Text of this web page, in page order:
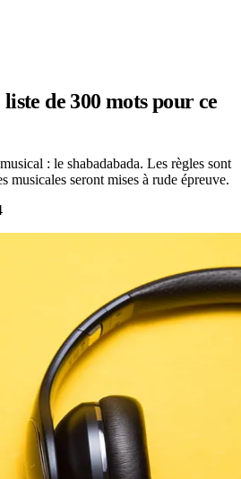
de 300 mots pour ce
: le shabadabada. Les règles sont
musicales seront mises à rude épreuve.